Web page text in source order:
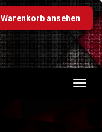
Warenkorb ansehen